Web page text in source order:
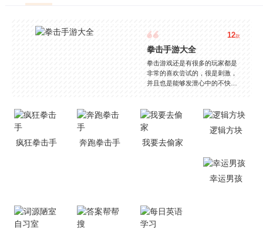
12款
拳击手游大全
拳击游戏还是有很多的玩家都是
非常的喜欢尝试的，很是刺激，
并且也是能够发泄心中的不快
是一些格斗的游戏，其实是非常
的有趣，也是相当的刺激的，游
戏中是有一些不同的场景都是能
够去进行体验的，我们也是能够
就是收集了一些有意思的拳击游
戏，相信你们一定会喜欢的。
疯狂拳击手 奔跑拳击手 我要去偷家
逻辑方块
幸运男孩